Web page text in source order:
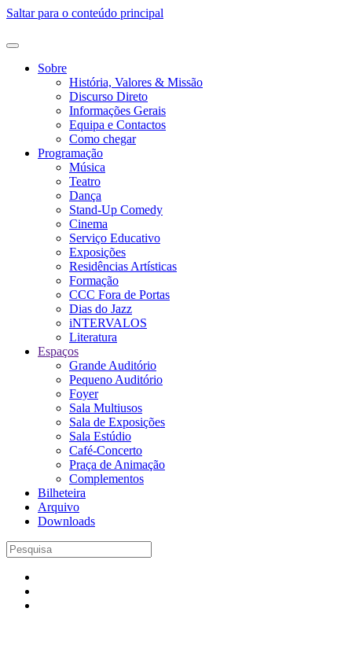
Saltar para o conteúdo principal
Sobre
História, Valores & Missão
Discurso Direto
Informações Gerais
Equipa e Contactos
Como chegar
Programação
Música
Teatro
Dança
Stand-Up Comedy
Cinema
Serviço Educativo
Exposições
Residências Artísticas
Formação
CCC Fora de Portas
Dias do Jazz
iNTERVALOS
Literatura
Espaços
Grande Auditório
Pequeno Auditório
Foyer
Sala Multiusos
Sala de Exposições
Sala Estúdio
Café-Concerto
Praça de Animação
Complementos
Bilheteira
Arquivo
Downloads